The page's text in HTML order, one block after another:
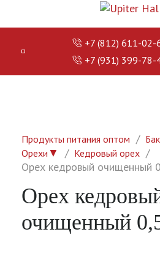
+7 (812) 611-02-
+7 (931) 399-78-
Продукты питания оптом
Орехи ▼ Кедровый орех
Орех кедровый очищенный
Орех
очищенный